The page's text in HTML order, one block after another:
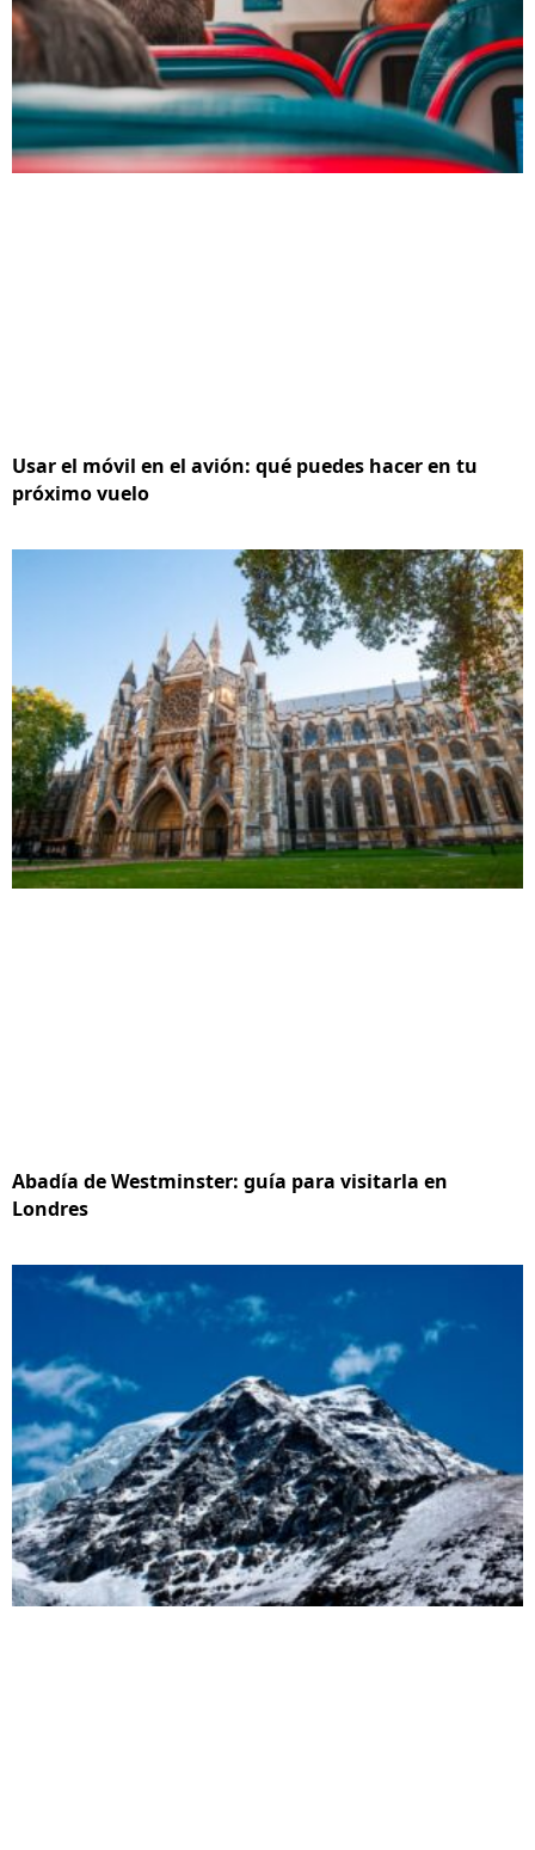
Usar el móvil en el avión: qué puedes hacer en tu
próximo vuelo
Abadía de Westminster: guía para visitarla en
Londres